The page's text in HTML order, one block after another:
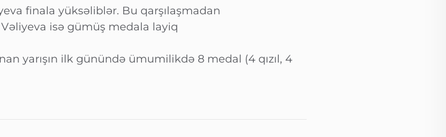
finala yüksəliblər. Bu qarşılaşmadan
Vəliyeva isə gümüş medala layiq
yarışın ilk günündə ümumilikdə 8 medal (4 qızıl, 4